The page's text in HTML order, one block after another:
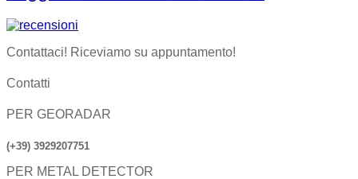
Contattaci! Riceviamo su appuntamento!
Contatti
PER GEORADAR
(+39) 3929207751
PER METAL DETECTOR